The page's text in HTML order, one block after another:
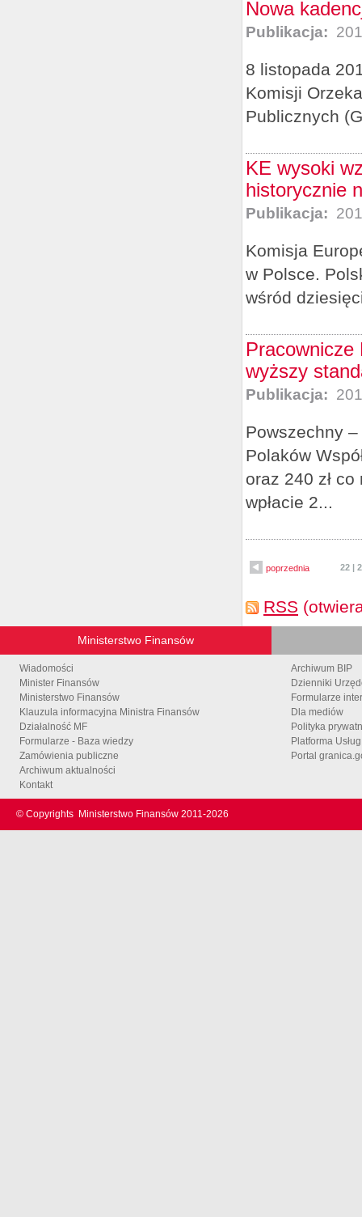
Nowa
Publikacja:
8 listopada
Komisji
Publicznych
KE wysoki
historycznie
Publikacja:
Komisja
w Polsce.
wśród
Pracownicze
wyższy
Publikacja:
Powszechny
Polaków
oraz 240 zł
wpłacie 2...
poprzednia 22 |
RSS
Ministerstwo Finansów
Wiadomości
Minister Finansów
Ministerstwo Finansów
Klauzula informacyjna Ministra Finansów
Działalność MF
Formularze - Baza wiedzy
Zamówienia publiczne
Archiwum aktualności
Kontakt
Archiwum BIP
Dzienniki
Formularze
Dla mediów
Polityka
Platforma
Portal
© Copyrights Ministerstwo Finansów 2011-2026